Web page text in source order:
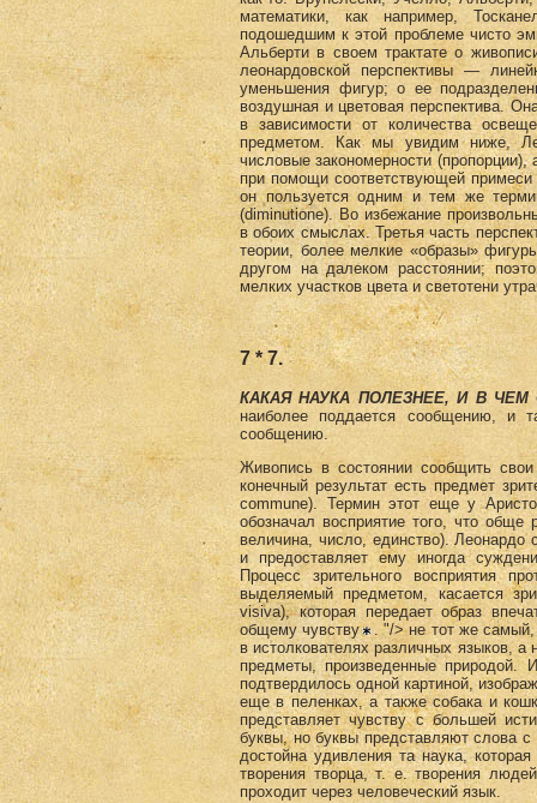
математики, как например,
подошедшим к этой проблеме чисто
Альберти в своем трактате о
леонардовской перспективы —
уменьшения фигур; о ее
воздушная и цветовая перспектива.
в зависимости от количества
предметом. Как мы увидим ниже,
числовые закономерности
при помощи соответствующей
он пользуется одним и тем же
(diminutione). Во избежание
в обоих смыслах. Третья часть
теории, более мелкие «образы»
другом на далеком расстоянии;
мелких участков цвета и светотени
7 * 7.
КАКАЯ НАУКА ПОЛЕЗНЕЕ, И В
наиболее поддается сообщению, и
сообщению.
Живопись в состоянии сообщить
конечный результат есть предмет
commune). Термин этот еще у
обозначал восприятие того, что
величина, число, единство). Леонардо
и предоставляет ему иногда
Процесс зрительного восприятия
выделяемый предметом, касается
visiva), которая передает образ
общему чувству
. "/> не тот же самый,
в истолкователях различных языков, а
предметы, произведенные природой.
подтвердилось одной картиной,
еще в пеленках, а также собака и
представляет чувству с большей
буквы, но буквы представляют слова
достойна удивления та наука,
творения творца, т. е. творения
проходит через человеческий язык.